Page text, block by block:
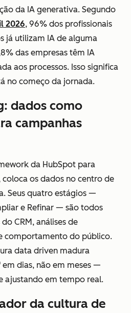
da IA generativa. Segundo
2026, 96% dos profissionais
já utilizam IA de alguma
das empresas têm IA
aos processos. Isso significa
no começo da jornada.
dados como
campanhas
da HubSpot para
os dados no centro de
Seus quatro estágios —
e Refinar — são todos
CRM, análises de
comportamento do público.
data driven madura
dias, não em meses —
ajustando em tempo real.
da cultura de